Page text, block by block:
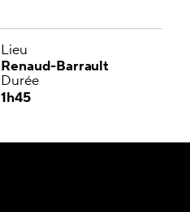
Lieu
Renaud-Barrault
Durée
1h45